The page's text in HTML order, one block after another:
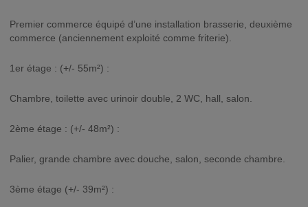
Premier commerce équipé d’une installation brasserie, deuxième
commerce (anciennement exploité comme friterie).
1er étage : (+/- 55m²) :
Chambre, toilette avec urinoir double, 2 WC, hall, salon.
2ème étage : (+/- 48m²) :
Palier, grande chambre avec douche, salon, seconde chambre.
3ème étage (+/- 39m²) :